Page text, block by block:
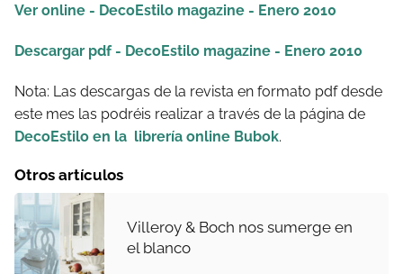
Ver online - DecoEstilo magazine - Enero 2010
Descargar pdf - DecoEstilo magazine - Enero 2010
Nota: Las descargas de la revista en formato pdf desde
este mes las podréis realizar a través de la página de
DecoEstilo en la librería online Bubok.
Otros artículos
Villeroy & Boch nos sumerge en
el blanco